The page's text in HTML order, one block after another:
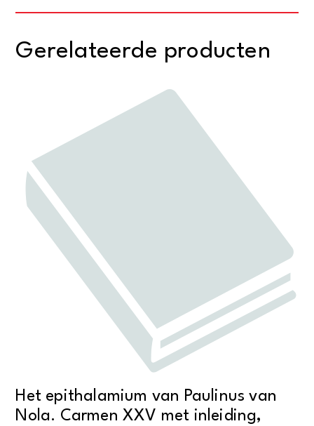
Gerelateerde producten
Het epithalamium van Paulinus van
Nola. Carmen XXV met inleiding,